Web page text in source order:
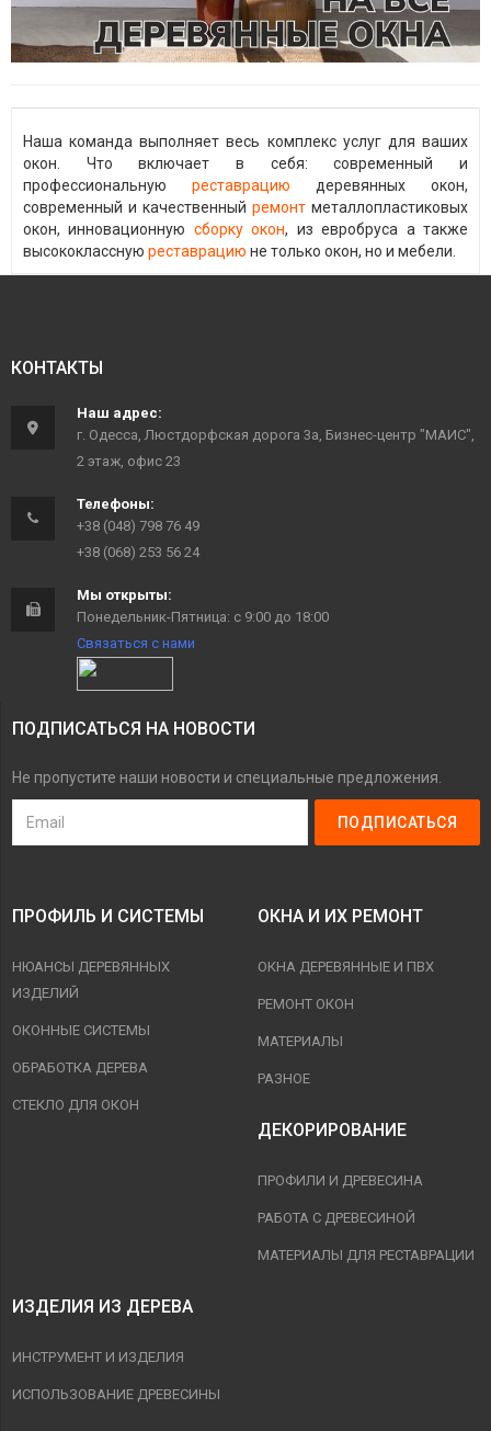
Наша команда выполняет весь комплекс услуг для ваших
окон. Что включает в себя: современный и
профессиональную реставрацию деревянных окон,
современный и качественный ремонт металлопластиковых
окон, инновационную сборку окон, из евробруса а также
высококлассную реставрацию не только окон, но и мебели.
КОНТАКТЫ
Наш адрес:
г. Одесса, Люстдорфская дорога 3а, Бизнес-центр "МАИС",
2 этаж, офис 23
Телефоны:
+38 (048) 798 76 49
+38 (068) 253 56 24
Мы открыты:
Понедельник-Пятница: с 9:00 до 18:00
Связаться с нами
ПОДПИСАТЬСЯ НА НОВОСТИ
Не пропустите наши новости и специальные предложения.
ПРОФИЛЬ И СИСТЕМЫ
НЮАНСЫ ДЕРЕВЯННЫХ
ИЗДЕЛИЙ
ОКОННЫЕ СИСТЕМЫ
ОБРАБОТКА ДЕРЕВА
СТЕКЛО ДЛЯ ОКОН
ОКНА И ИХ РЕМОНТ
ОКНА ДЕРЕВЯННЫЕ И ПВХ
РЕМОНТ ОКОН
МАТЕРИАЛЫ
РАЗНОЕ
ДЕКОРИРОВАНИЕ
ПРОФИЛИ И ДРЕВЕСИНА
РАБОТА С ДРЕВЕСИНОЙ
МАТЕРИАЛЫ ДЛЯ РЕСТАВРАЦИИ
ИЗДЕЛИЯ ИЗ ДЕРЕВА
ИНСТРУМЕНТ И ИЗДЕЛИЯ
ИСПОЛЬЗОВАНИЕ ДРЕВЕСИНЫ